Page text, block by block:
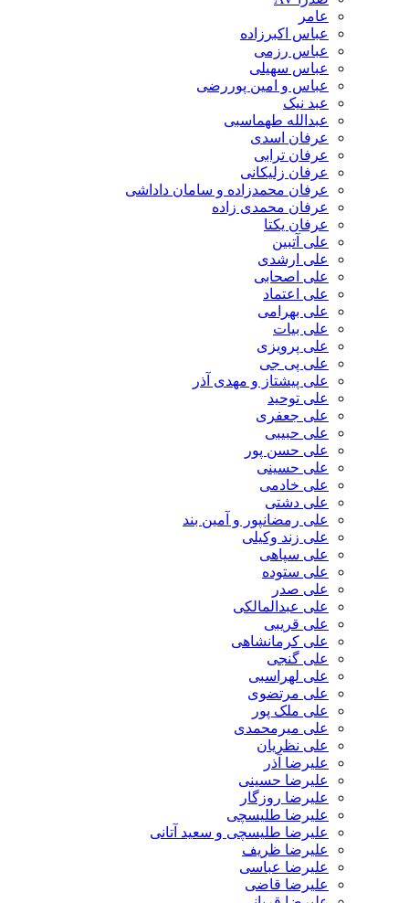
عامر
عباس اکبرزاده
عباس رزمی
عباس سهیلی
عباس و امین پوررضی
عبد نیک
عبدالله طهماسبی‎
عرفان اسدی
عرفان ترابی
عرفان زلیکانی
عرفان محمدزاده و سامان داداشی
عرفان محمدی زاده
عرفان یکتا
علی آتبین
علی ارشدی
علی اصحابی
علی اعتماد
علی بهرامی
علی بیات
علی پرویزی
علی پی جی
علی پیشتاز و مهدی آذر
علی توحید
علی جعفری
علی حبیبی
علی حسن پور
علی حسینی
علی خادمی
علی دشتی
علی رمضانپور و آمین بند
علی زند وکیلی
علی سپاهی
علی ستوده
علی صدر
علی عبدالمالکی
علی قریبی
علی کرمانشاهی
علی گنجی
علی لهراسبی
علی مرتضوی
علی ملک پور
علی میرمحمدی
علی نظریان
علیرضا آذر
علیرضا حسینی
علیرضا روزگار
علیرضا طلیسچی
علیرضا طلیسچی و سعید آتانی
علیرضا ظریف
علیرضا عباسی
علیرضا قاضی